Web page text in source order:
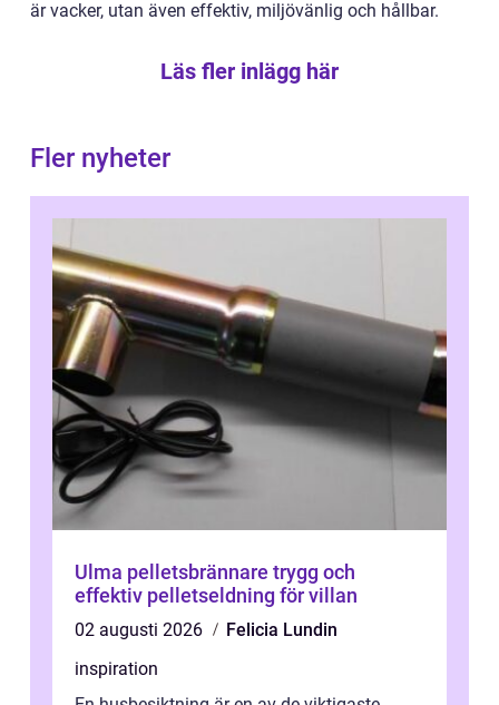
är vacker, utan även effektiv, miljövänlig och hållbar.
Läs fler inlägg här
Fler nyheter
Ulma pelletsbrännare trygg och
effektiv pelletseldning för villan
02 augusti 2026
Felicia Lundin
inspiration